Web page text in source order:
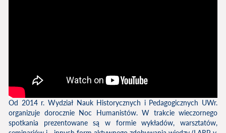
Od 2014 r. Wydział Nauk Historycznych i Pedagogicznych UWr.
organizuje dorocznie Noc Humanistów. W trakcie wieczornego
spotkania prezentowane są w formie wykładów, warsztatów,